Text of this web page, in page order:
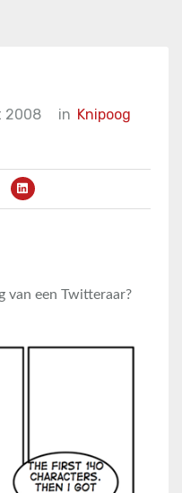
2008 in Knipoog
van een Twitteraar?